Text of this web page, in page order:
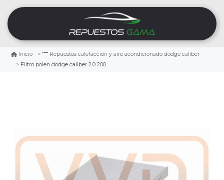
Inicio
Repuestos calefacción y aire acondicionado dodge caliber
Filtro polen dodge caliber 2.0 2007/2012